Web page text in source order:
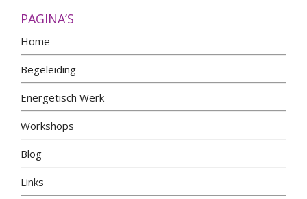
PAGINA’S
Home
Begeleiding
Energetisch Werk
Workshops
Blog
Links